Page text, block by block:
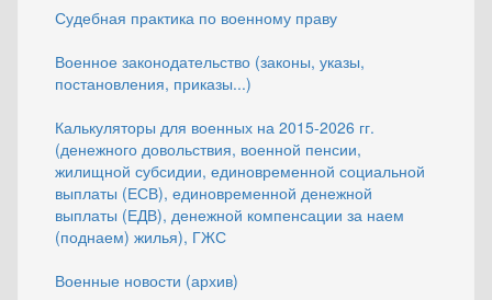
Судебная практика по военному праву
Военное законодательство (законы, указы,
постановления, приказы...)
Калькуляторы для военных на 2015-2026 гг.
(денежного довольствия, военной пенсии,
жилищной субсидии, единовременной социальной
выплаты (ЕСВ), единовременной денежной
выплаты (ЕДВ), денежной компенсации за наем
(поднаем) жилья), ГЖС
Военные новости (архив)